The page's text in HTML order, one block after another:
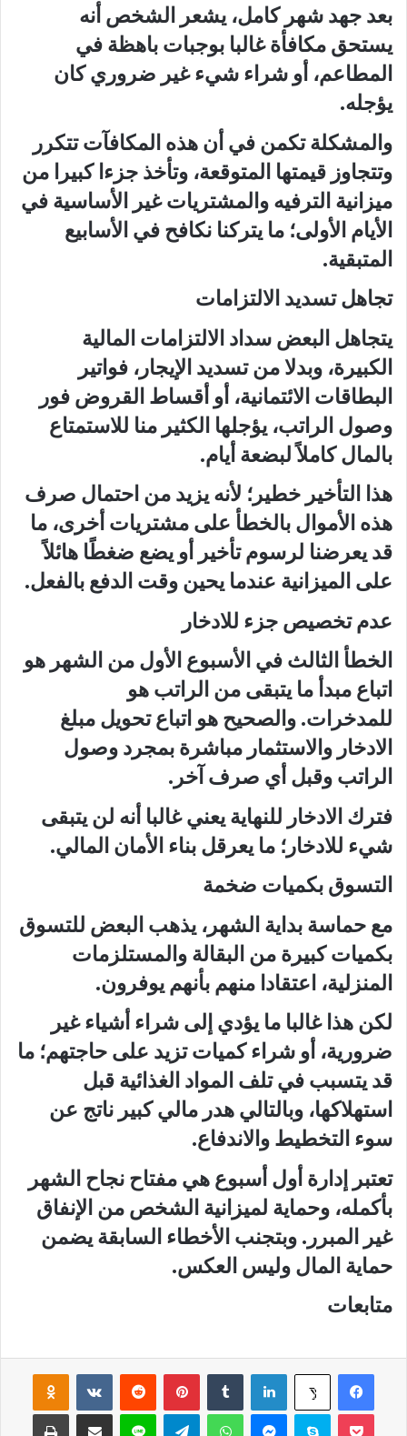
بعد جهد شهر كامل، يشعر الشخص أنه
يستحق مكافأة غالبا بوجبات باهظة في
المطاعم، أو شراء شيء غير ضروري كان
يؤجله.
والمشكلة تكمن في أن هذه المكافآت تتكرر
وتتجاوز قيمتها المتوقعة، وتأخذ جزءا كبيرا من
ميزانية الترفيه والمشتريات غير الأساسية في
الأيام الأولى؛ ما يتركنا نكافح في الأسابيع
المتبقية.
تجاهل تسديد الالتزامات
يتجاهل البعض سداد الالتزامات المالية
الكبيرة، وبدلا من تسديد الإيجار، فواتير
البطاقات الائتمانية، أو أقساط القروض فور
وصول الراتب، يؤجلها الكثير منا للاستمتاع
بالمال كاملاً لبضعة أيام.
هذا التأخير خطير؛ لأنه يزيد من احتمال صرف
هذه الأموال بالخطأ على مشتريات أخرى، ما
قد يعرضنا لرسوم تأخير أو يضع ضغطًا هائلاً
على الميزانية عندما يحين وقت الدفع بالفعل.
عدم تخصيص جزء للادخار
الخطأ الثالث في الأسبوع الأول من الشهر هو
اتباع مبدأ ما يتبقى من الراتب هو
للمدخرات. والصحيح هو اتباع تحويل مبلغ
الادخار والاستثمار مباشرة بمجرد وصول
الراتب وقبل أي صرف آخر.
فترك الادخار للنهاية يعني غالبا أنه لن يتبقى
شيء للادخار؛ ما يعرقل بناء الأمان المالي.
التسوق بكميات ضخمة
مع حماسة بداية الشهر، يذهب البعض للتسوق
بكميات كبيرة من البقالة والمستلزمات
المنزلية، اعتقادا منهم بأنهم يوفرون.
لكن هذا غالبا ما يؤدي إلى شراء أشياء غير
ضرورية، أو شراء كميات تزيد على حاجتهم؛ ما
قد يتسبب في تلف المواد الغذائية قبل
استهلاكها، وبالتالي هدر مالي كبير ناتج عن
سوء التخطيط والاندفاع.
تعتبر إدارة أول أسبوع هي مفتاح نجاح الشهر
بأكمله، وحماية لميزانية الشخص من الإنفاق
غير المبرر. وبتجنب الأخطاء السابقة يضمن
حماية المال وليس العكس.
متابعات
فيسبوك ‫X لينكدإن بينتيريست
سكايب واتساب لاين